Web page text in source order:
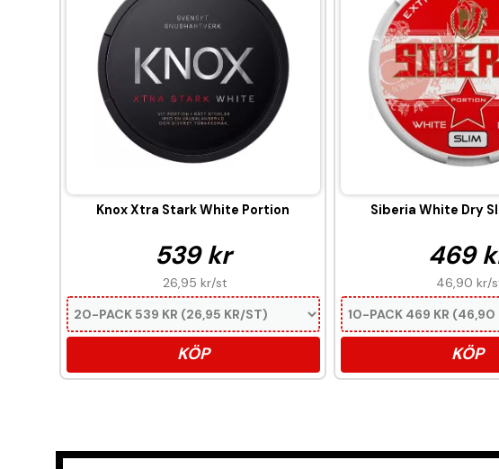
Knox Xtra Stark White Portion
539 kr
26,95 kr/st
KÖP
Siberia White Dry
469
46,90 kr/
KÖP